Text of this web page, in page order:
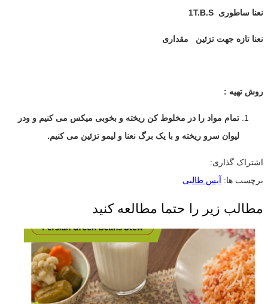
نعنا ساطوری 1 T.B.S
نعنا تازه جهت تزئین مقداری
روش تهیه :
تمام مواد را در مخلوط کن ریخته و بخوبی میکس می کنیم و ودر
لیوان سرو ریخته و با یک برگ نعنا و لیمو تزئین می کنیم.
اشتراک گذاری:
برچسب ها: آیس طالبی
مطالب زیر را حتما مطالعه کنید